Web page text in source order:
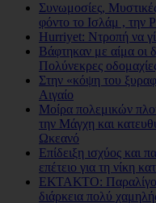
Συνωμοσίες,
φόντο το Ισλάμ , την
Hurriyet: Ντροπή να
Βάφτηκαν με αίμα οι
Πολύνεκρες
Στην «κόψη του
Αιγαίο
Μοίρα πολεμικών
την Μάγχη και
Ωκεανό
Επίδειξη ισχύος και
επέτειο για τη νίκη
ΕΚΤΑΚΤΟ: Παραλίγο
διάρκεια πολύ